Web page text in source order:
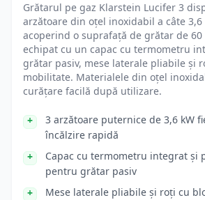
Grătarul pe gaz Klarstein Lucifer 3
arzătoare din oțel inoxidabil a câte 3,6
acoperind o suprafață de grătar de 60
echipat cu un capac cu termometru
grătar pasiv, mese laterale pliabile și
mobilitate. Materialele din oțel
curățare facilă după utilizare.
3 arzătoare puternice de 3,6 kW
încălzire rapidă
Capac cu termometru integrat și
pentru grătar pasiv
Mese laterale pliabile și roți cu